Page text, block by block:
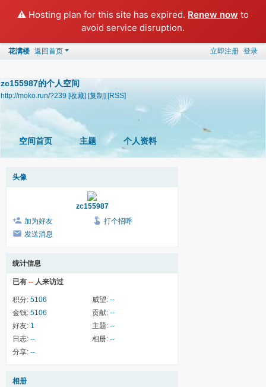
⚠️ Hosting plan for this site has expired. Renew now to
avoid service disruption.
立即注册 登录
花满楼 返回首页
zc155987的个人空间
http://moko.run/?239 [收藏] [复制] [RSS]
空间首页 主题 个人资料
头像
zc155987
加为好友
打个招呼
发送消息
统计信息
已有 -- 人来访过
积分: 5106 威望: --
金钱: 5106 贡献: --
好友: 1 主题: --
日志: -- 相册: --
分享: --
相册